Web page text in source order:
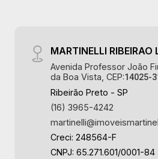
MARTINELLI RIBEIRAO
Avenida Professor João
da Boa Vista, CEP:14025-
Ribeirão Preto - SP
(16) 3965-4242
Creci: 248564-F
CNPJ: 65.271.601/0001-84